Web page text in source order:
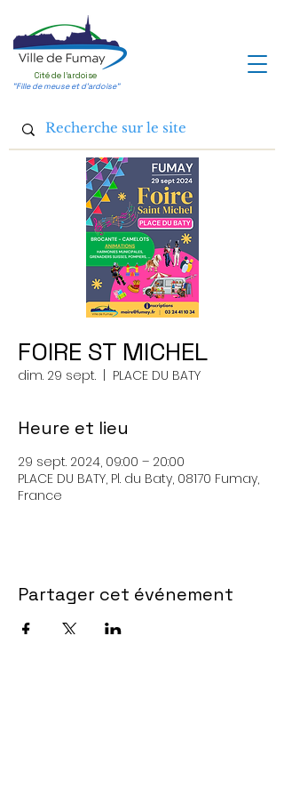
Cité de l'ardoise
"Fille de meuse et d'ardoise"
FOIRE ST MICHEL
dim. 29 sept. PLACE DU BATY
Heure et lieu
29 sept. 2024, 09:00 – 20:00
PLACE DU BATY, Pl. du Baty, 08170 Fumay,
France
Partager cet événement